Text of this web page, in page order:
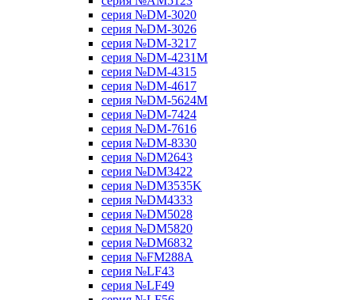
серия №DM-3020
серия №DM-3026
серия №DM-3217
серия №DM-4231M
серия №DM-4315
серия №DM-4617
серия №DM-5624M
серия №DM-7424
серия №DM-7616
серия №DM-8330
серия №DM2643
серия №DM3422
серия №DM3535K
серия №DM4333
серия №DM5028
серия №DM5820
серия №DM6832
серия №FM288A
серия №LF43
серия №LF49